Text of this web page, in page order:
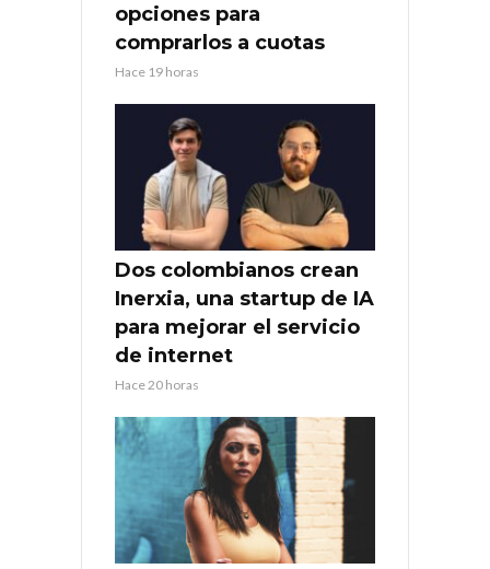
opciones para
comprarlos a cuotas
Hace 19 horas
Dos colombianos crean
Inerxia, una startup de IA
para mejorar el servicio
de internet
Hace 20 horas